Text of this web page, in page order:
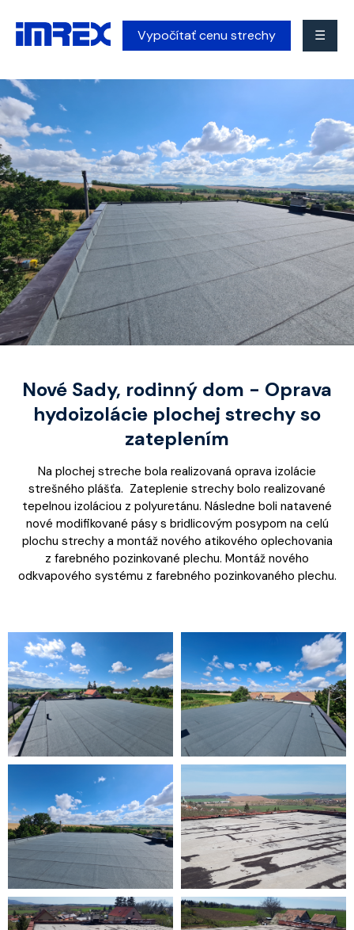
Vypočítať cenu strechy ☰
Nové Sady, rodinný dom - Oprava
hydoizolácie plochej strechy so
zateplením
Na plochej streche bola realizovaná oprava izolácie
strešného plášťa. Zateplenie strechy bolo realizované
tepelnou izoláciou z polyuretánu. Následne boli natavené
nové modifikované pásy s bridlicovým posypom na celú
plochu strechy a montáž nového atikového oplechovania
z farebného pozinkované plechu. Montáž nového
odkvapového systému z farebného pozinkovaného plechu.